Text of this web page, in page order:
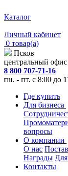
Каталог
Личный кабинет
0 товар(а)
Псков
центральный
8 800 707-71-16
пн. - пт. с 8:00 до
Где купить
Для бизнеса
вопросы
О компании
О нас
Награды
Контакты